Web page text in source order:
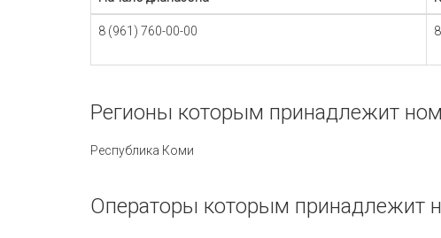
8 (961) 760-00-00
Регионы которым принадлежит
Республика Коми
Операторы которым принадлежит